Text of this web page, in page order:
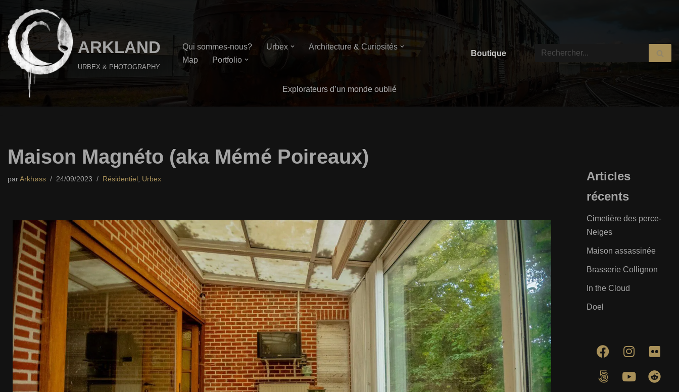
Aller
au
contenu
ARKLAND
URBEX & PHOTOGRAPHY
Qui sommes-nous? Urbex
Architecture & Curiosités
Map
Portfolio
Boutique
Explorateurs d’un monde oublié
Maison Magnéto (aka Mémé Poireaux)
parArkhøss 24/09/2023 Résidentiel Urbex
Articles
récents
Cimetière des perce-
Neiges
Maison assassinée
Brasserie Collignon
In the Cloud
Doel